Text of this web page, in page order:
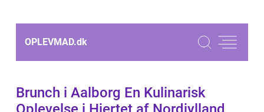
OPLEVMAD.dk
Brunch i Aalborg En Kulinarisk